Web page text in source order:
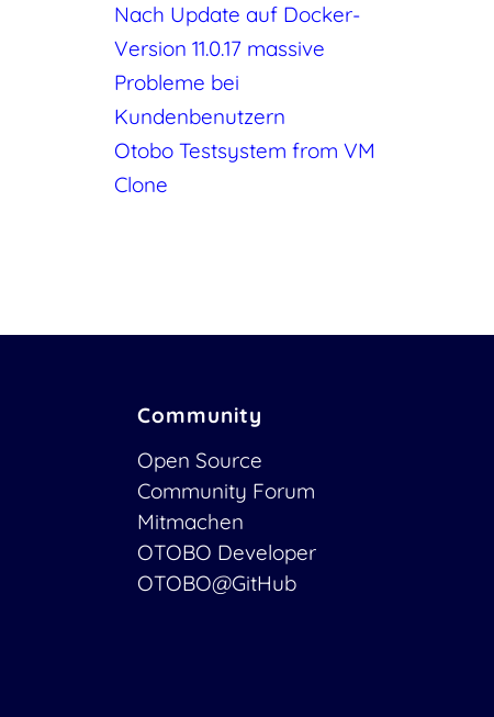
Nach Update auf Docker-
Version 11.0.17 massive
Probleme bei
Kundenbenutzern
Otobo Testsystem from VM
Clone
Community
Open Source
Community Forum
Mitmachen
OTOBO Developer
OTOBO@GitHub